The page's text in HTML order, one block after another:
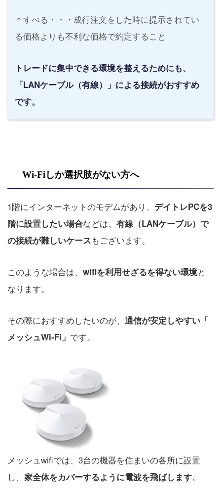
＊すべる・・・成行注文をした時に提示されてい
る価格よりも不利な価格で約定すること
トレードに集中できる環境を整えるためにも、
「LANケーブル（有線）」による接続がおすすめ
です。
Wi-Fiしか選択肢がない方へ
1階にインターネットのモデムがあり、 デイトレPCを3
階に設置したい場合などは、 有線（LANケーブル）で
の接続が難しいケースもございます。
このような場合は、 wifiを利用せざるを得ない環境と
なります。
その際におすすめしたいのが、 通信が安定しやすい「
メッシュWi-Fi」 です。
メッシュwifiでは、3台の機器を住まいの各所に設置
し、 家全体をカバーするように電波を飛ばします。